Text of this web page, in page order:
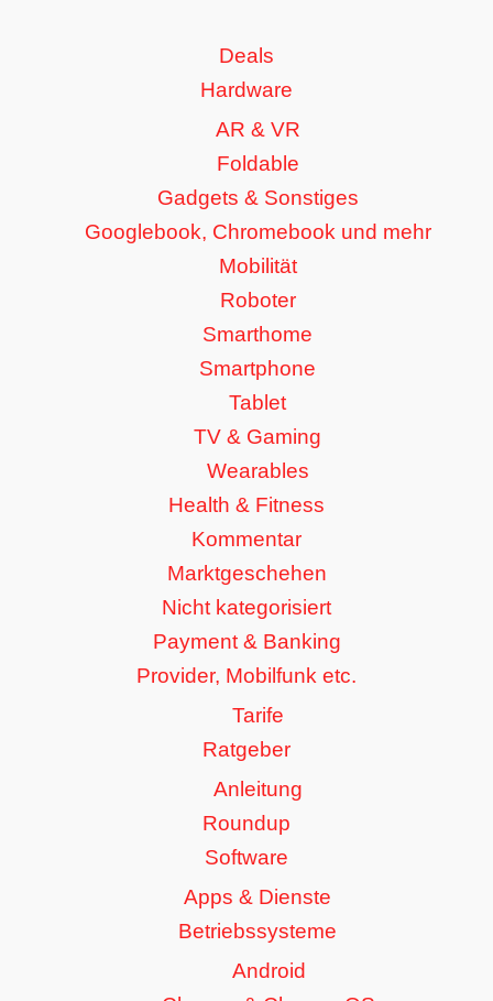
Deals
Hardware
AR & VR
Foldable
Gadgets & Sonstiges
Googlebook, Chromebook und mehr
Mobilität
Roboter
Smarthome
Smartphone
Tablet
TV & Gaming
Wearables
Health & Fitness
Kommentar
Marktgeschehen
Nicht kategorisiert
Payment & Banking
Provider, Mobilfunk etc.
Tarife
Ratgeber
Anleitung
Roundup
Software
Apps & Dienste
Betriebssysteme
Android